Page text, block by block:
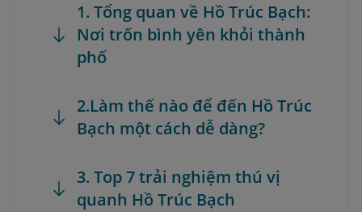
1. Tổng quan về Hồ Trúc Bạch:
Nơi trốn bình yên khỏi thành
phố
2.Làm thế nào để đến Hồ Trúc
Bạch một cách dễ dàng?
3. Top 7 trải nghiệm thú vị
quanh Hồ Trúc Bạch